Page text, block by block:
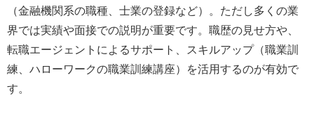
（金融機関系の職種、士業の登録など）。ただし多くの業
界では実績や面接での説明が重要です。職歴の見せ方や、
転職エージェントによるサポート、スキルアップ（職業訓
練、ハローワークの職業訓練講座）を活用するのが有効で
す。